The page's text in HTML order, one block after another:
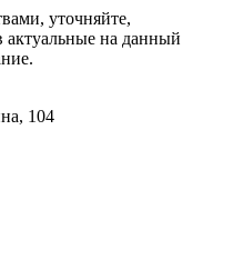
уточняйте,
на данный
104